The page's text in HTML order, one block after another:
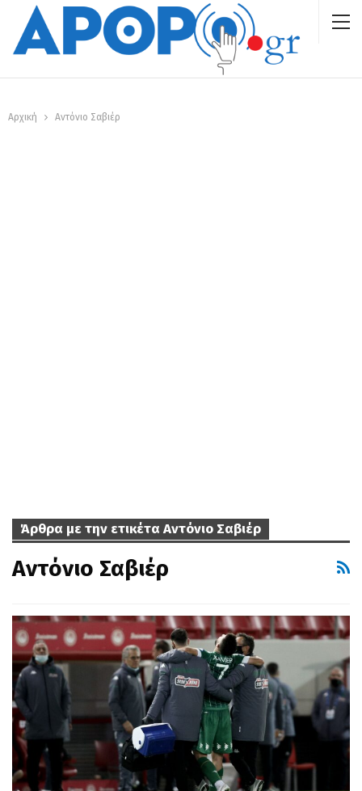
Αρχική Αντόνιο Σαβιέρ
Άρθρα με την ετικέτα Αντόνιο Σαβιέρ
Αντόνιο Σαβιέρ